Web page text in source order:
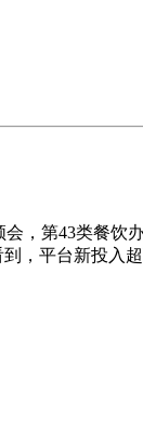
，第43类‌餐饮
，平台新投入